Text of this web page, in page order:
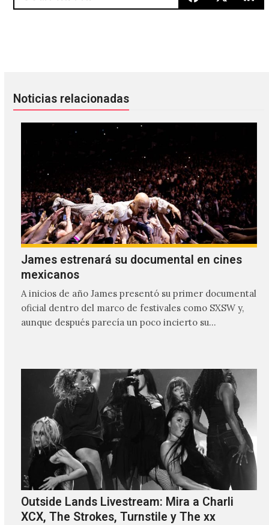
Noticias relacionadas
James estrenará su documental en cines
mexicanos
A inicios de año James presentó su primer documental
oficial dentro del marco de festivales como SXSW y,
aunque después parecía un poco incierto su…
Outside Lands Livestream: Mira a Charli
XCX, The Strokes, Turnstile y The xx